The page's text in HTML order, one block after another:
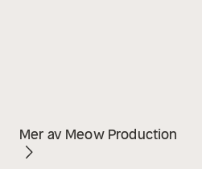
Mer av Meow Production